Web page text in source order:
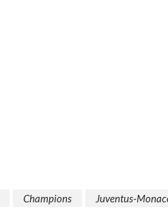
Champions Juventus-